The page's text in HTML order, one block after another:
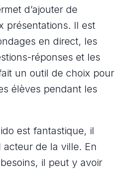
d’ajouter de
présentations. Il est
en direct, les
réponses et les
un outil de choix pour
élèves pendant les
est fantastique, il
acteur de la ville. En
il peut y avoir